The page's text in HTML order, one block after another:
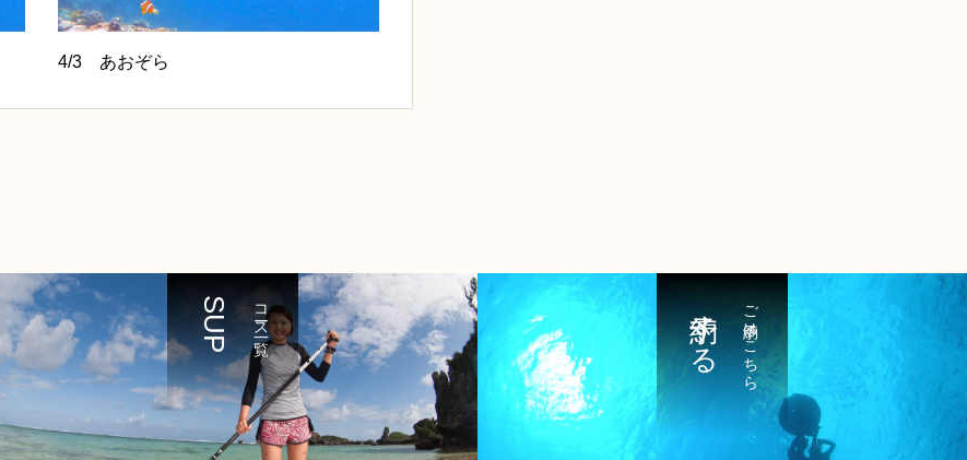
4/3 あおぞら
コース一覧
SUP ご予約はこちら
予約する